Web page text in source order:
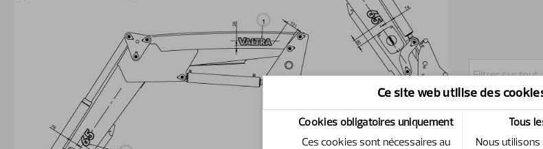
Numéro
Ce site web utilise des
Cookies obligatoires uniquement
Ces cookies sont nécessaires au
Tous
Nous